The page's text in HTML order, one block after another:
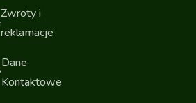
Zwroty i
reklamacje
Dane
Kontaktowe